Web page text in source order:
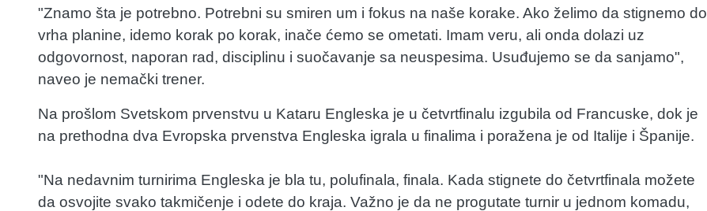
"Znamo šta je potrebno. Potrebni su smiren um i fokus na naše korake. Ako želimo da stignemo do
vrha planine, idemo korak po korak, inače ćemo se ometati. Imam veru, ali onda dolazi uz
odgovornost, naporan rad, disciplinu i suočavanje sa neuspesima. Usuđujemo se da sanjamo",
naveo je nemački trener.
Na prošlom Svetskom prvenstvu u Kataru Engleska je u četvrtfinalu izgubila od Francuske, dok je
na prethodna dva Evropska prvenstva Engleska igrala u finalima i poražena je od Italije i Španije.
"Na nedavnim turnirima Engleska je bla tu, polufinala, finala. Kada stignete do četvrtfinala možete
da osvojite svako takmičenje i odete do kraja. Važno je da ne progutate turnir u jednom komadu,